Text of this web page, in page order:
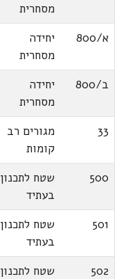
מסחרית
א/800
יחידה
מסחרית
ב/800
יחידה
מסחרית
33
מגורים רב
קומות
500
שטח לתכנון
בעתיד
501
שטח לתכנון
בעתיד
502
שטח לתכנון